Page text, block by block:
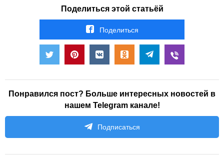
Поделиться этой статьёй
Поделиться
Понравился пост? Больше интересных новостей в
нашем Telegram канале!
Подписаться